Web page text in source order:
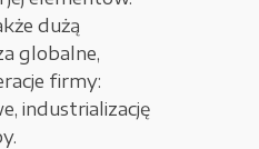
dużą
globalne,
firmy:
industrializację